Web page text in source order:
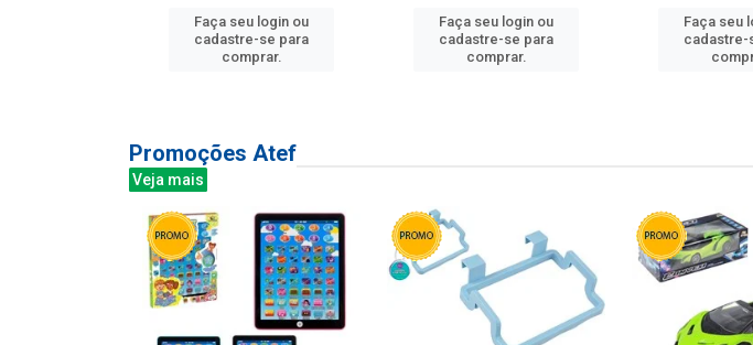
Faça seu login ou
cadastre-se para
comprar.
Faça seu login ou
cadastre-se para
comprar.
Faça seu
cadastre-
Promoções Atef
Veja mais